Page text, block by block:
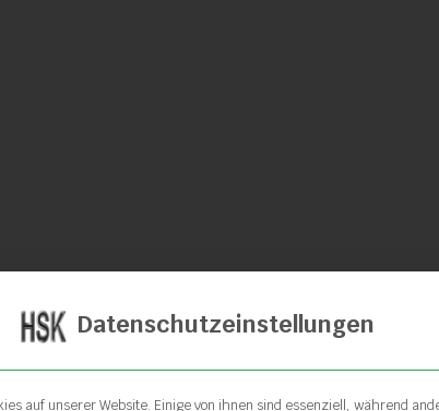
20 – 75mm
Datenschutzeinstellungen
auf unserer Website. Einige von ihnen sind essenziell, während